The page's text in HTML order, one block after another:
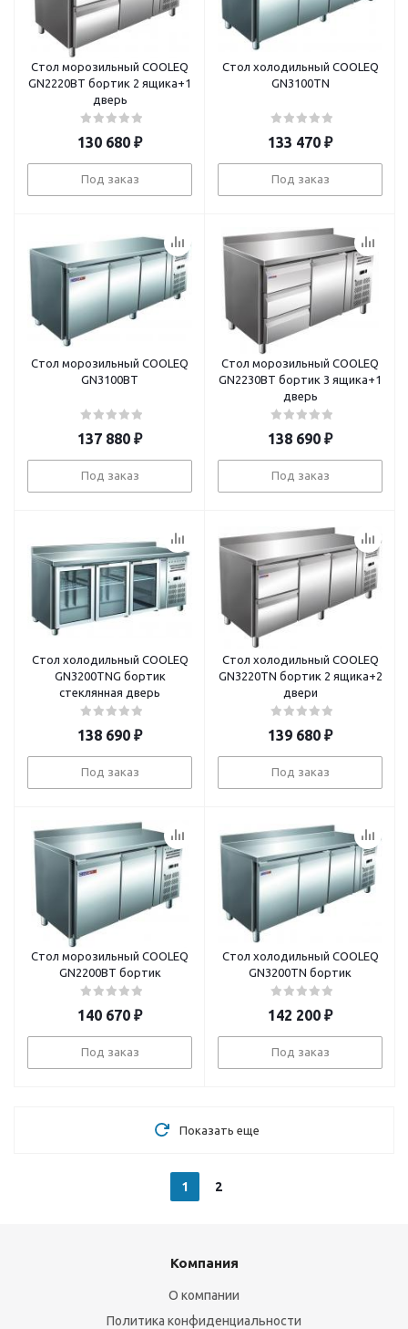
Стол морозильный COOLEQ
GN2220BT бортик 2 ящика+1
дверь
130 680 ₽
Под заказ
Стол холодильный COOLEQ
GN3100TN
133 470 ₽
Под заказ
Стол морозильный COOLEQ
GN3100BT
137 880 ₽
Под заказ
Стол морозильный COOLEQ
GN2230BT бортик 3 ящика+1
дверь
138 690 ₽
Под заказ
Стол холодильный COOLEQ
GN3200TNG бортик
стеклянная дверь
138 690 ₽
Под заказ
Стол холодильный COOLEQ
GN3220TN бортик 2 ящика+2
двери
139 680 ₽
Под заказ
Стол морозильный COOLEQ
GN2200BT бортик
140 670 ₽
Под заказ
Стол холодильный COOLEQ
GN3200TN бортик
142 200 ₽
Под заказ
Показать еще
1 2
Компания
О компании
Политика конфиденциальности